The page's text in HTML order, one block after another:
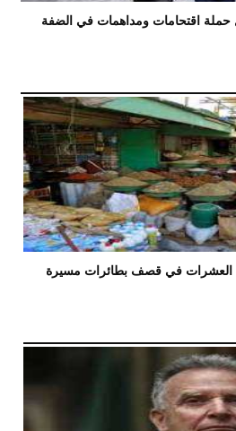
خلال حملة اقتحامات ومداهمات في الضفة
مدنيا وإصابة العشرات في قصف بطائرات مسيرة